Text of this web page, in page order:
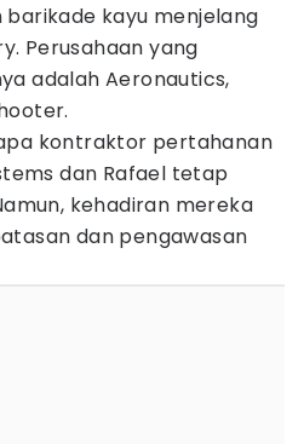
kayu menjelang
Perusahaan yang
adalah Aeronautics,
kontraktor pertahanan
dan Rafael tetap
kehadiran mereka
dan pengawasan